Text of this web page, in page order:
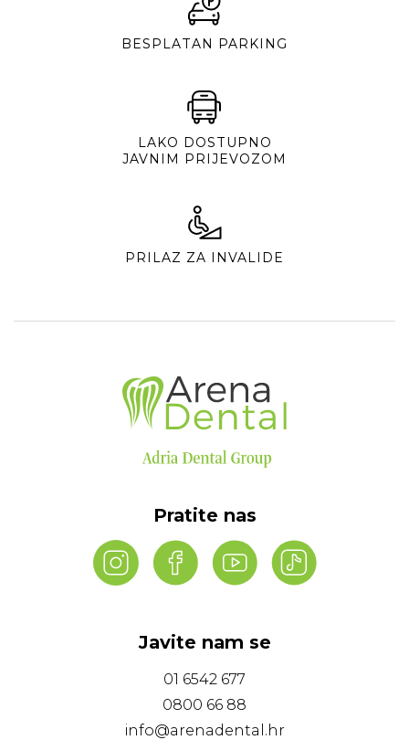
BESPLATAN PARKING
LAKO DOSTUPNO
JAVNIM PRIJEVOZOM
PRILAZ ZA INVALIDE
Javite nam se
01 6542 677
0800 66 88
info@arenadental.hr
Pratite nas